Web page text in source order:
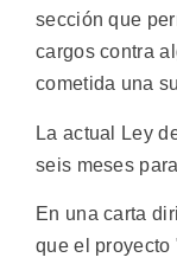
sección que
cargos contra
cometida una
La actual Ley
seis meses
En una carta
que el proyecto